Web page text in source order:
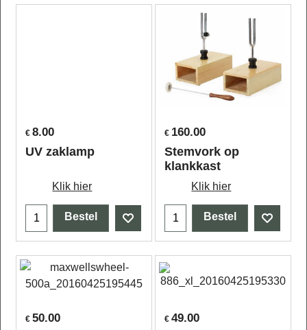
€ 8.00
UV zaklamp
Klik hier
Bestel
€ 160.00
Stemvork op
klankkast
Klik hier
Bestel
€ 50.00
€ 49.00